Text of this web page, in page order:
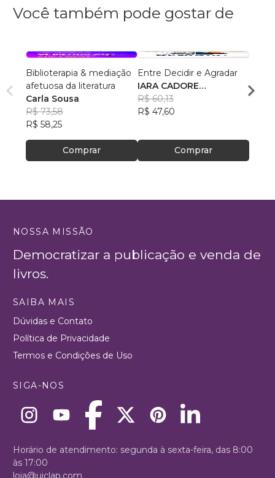
Você também pode gostar de
Biblioterapia & mediação
afetuosa da literatura
Carla Sousa
R$ 73,58
R$ 58,25
Comprar
Entre Decidir e Agradar
IARA CADORE
DALLABRIDA
R$ 60,13
R$ 47,60
Comprar
IARA
R$
NOSSA MISSÃO
Democratizar a publicação e venda de
livros.
SAIBA MAIS
Dúvidas e Contato
Política de Privacidade
Termos e Condições de Uso
SIGA-NOS
Horário de atendimento: segunda à sexta-feira, das 8:00
às 17:00
loja@uiclap.com